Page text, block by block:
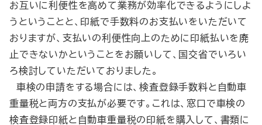
お互いに利便性を高めて業務が効率化できるようにしよ
うということと、印紙で手数料のお支払いをいただいて
おりますが、支払いの利便性向上のために印紙払いを廃
止できないかということをお願いして、国交省でいろい
ろ検討していただいておりました。
車検の申請をする場合には、検査登録手数料と自動車
重量税と両方の支払が必要です。これは、窓口で車検の
検査登録印紙と自動車重量税の印紙を購入して、書類に